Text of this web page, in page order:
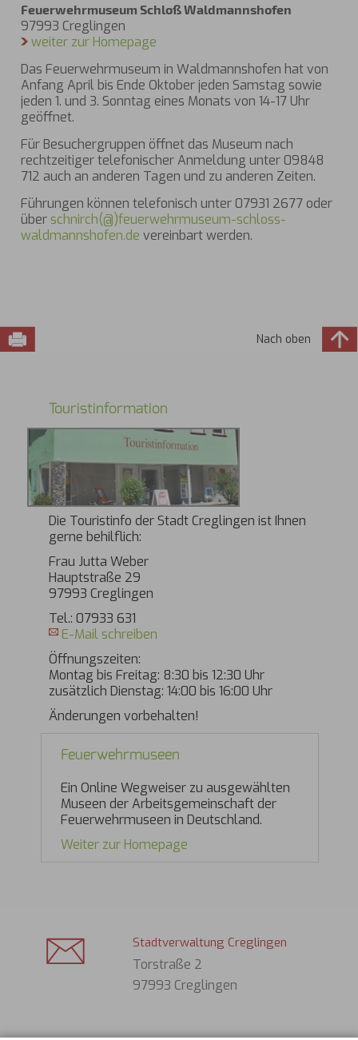
Feuerwehrmuseum Schloß Waldmannshofen
97993 Creglingen
weiter zur Homepage
Das Feuerwehrmuseum in Waldmannshofen hat von
Anfang April bis Ende Oktober jeden Samstag sowie
jeden 1. und 3. Sonntag eines Monats von 14-17 Uhr
geöffnet.
Für Besuchergruppen öffnet das Museum nach
rechtzeitiger telefonischer Anmeldung unter 09848
712 auch an anderen Tagen und zu anderen Zeiten.
Führungen können telefonisch unter 07931 2677 oder
über schnirch(@)feuerwehrmuseum-schloss-
waldmannshofen.de vereinbart werden.
Nach oben
Touristinformation
Die Touristinfo der Stadt Creglingen ist Ihnen
gerne behilflich:
Frau Jutta Weber
Hauptstraße 29
97993 Creglingen
Tel.: 07933 631
E-Mail schreiben
Öffnungszeiten:
Montag bis Freitag: 8:30 bis 12:30 Uhr
zusätzlich Dienstag: 14:00 bis 16:00 Uhr
Änderungen vorbehalten!
Feuerwehrmuseen
Ein Online Wegweiser zu ausgewählten
Museen der Arbeitsgemeinschaft der
Feuerwehrmuseen in Deutschland.
Weiter zur Homepage
Stadtverwaltung Creglingen
Torstraße 2
97993 Creglingen